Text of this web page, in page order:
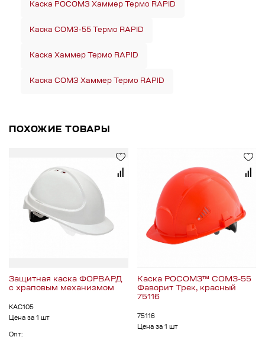
Каска РОСОМЗ Хаммер Термо RAPID
Каска СОМЗ-55 Термо RAPID
Каска Хаммер Термо RAPID
Каска СОМЗ Хаммер Термо RAPID
ПОХОЖИЕ ТОВАРЫ
Защитная каска ФОРВАРД
c храповым механизмом
КАС105
Цена за 1 шт
Опт:
Каска РОСОМЗ™ СОМЗ-55
Фаворит Трек, красный
75116
75116
Цена за 1 шт